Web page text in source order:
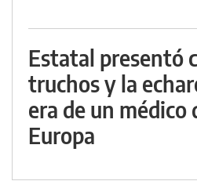
Estatal presentó
truchos y la
era de un médico
Europa